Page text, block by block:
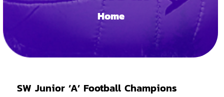
Home
SW Junior ‘A’ Football Champions